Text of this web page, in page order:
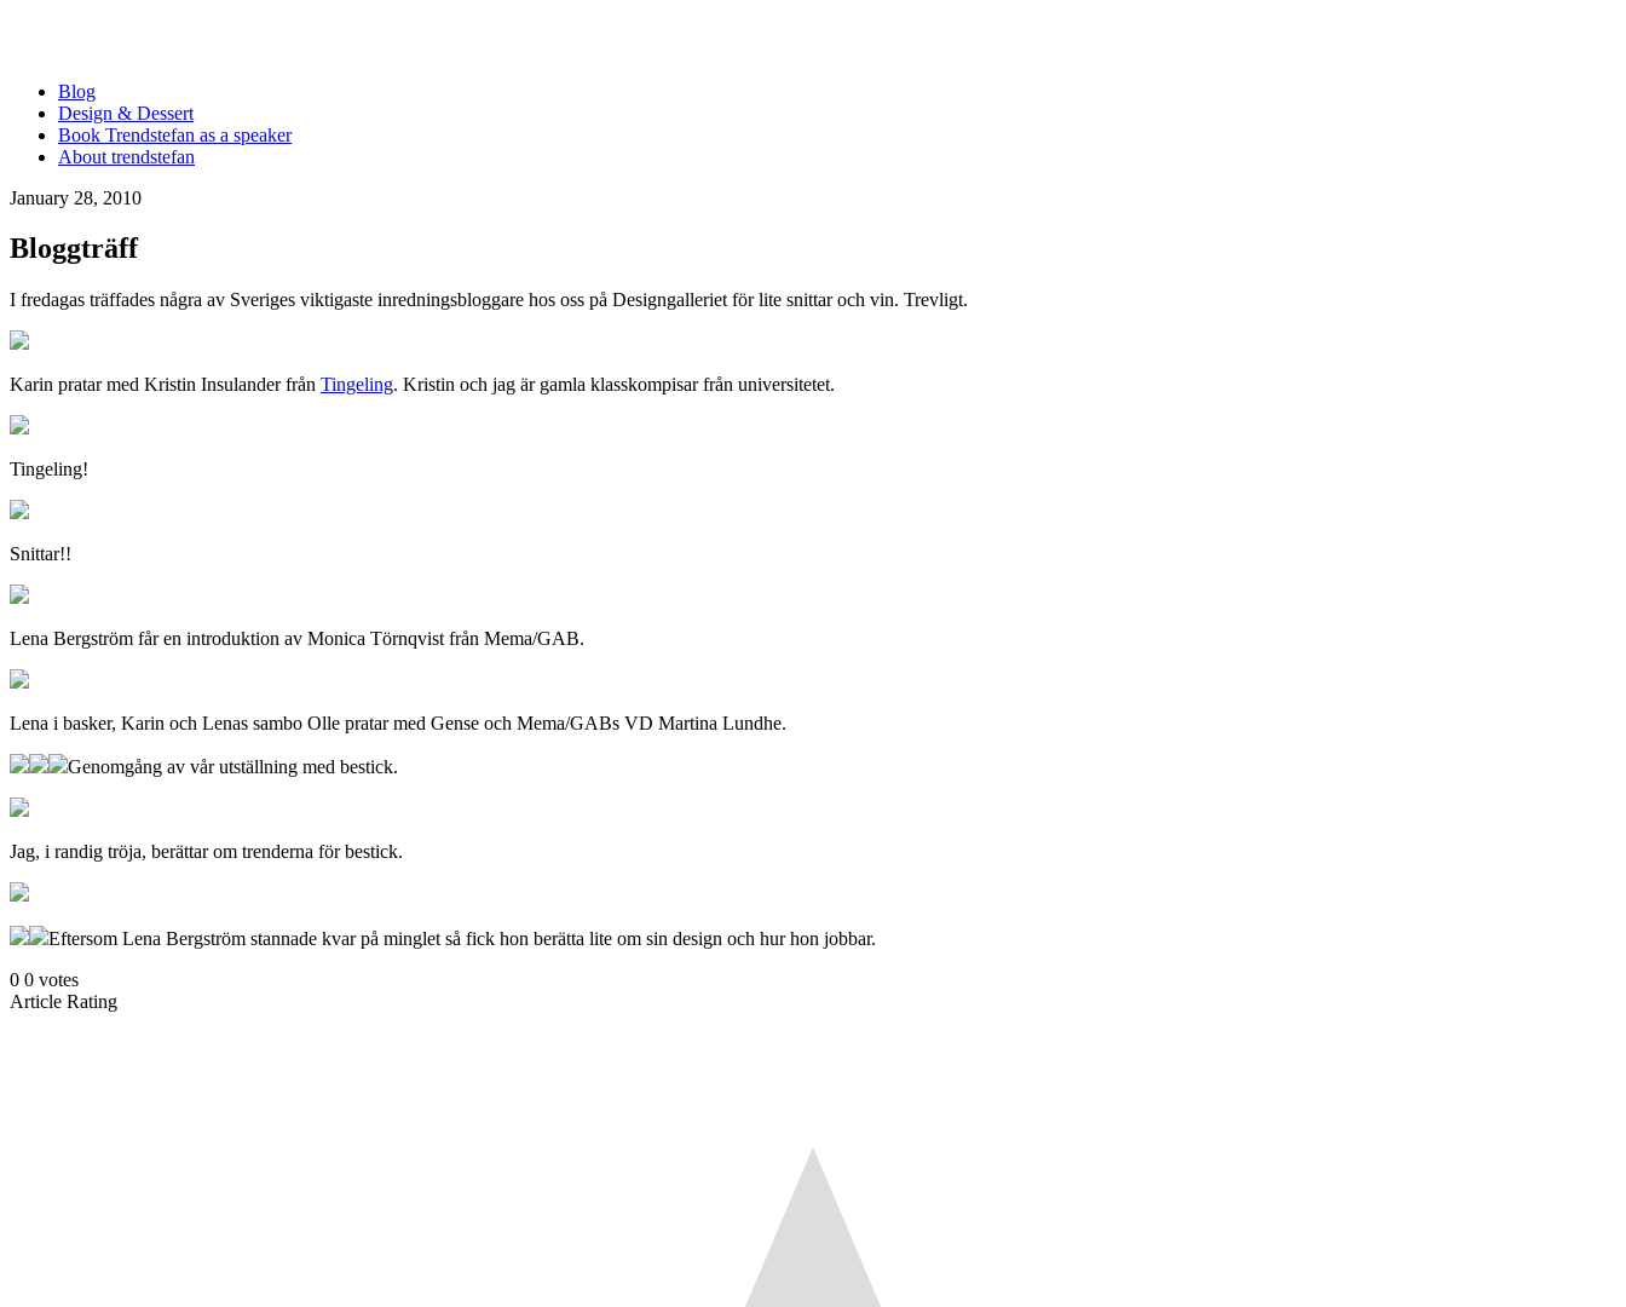
Blog
Design & Dessert
Book Trendstefan as a speaker
About trendstefan
January 28, 2010
Bloggträff
I fredagas träffades några av Sveriges viktigaste inredningsbloggare hos oss på Designgalleriet för lite snittar och vin. Trevligt.
Karin pratar med Kristin Insulander från Tingeling. Kristin och jag är gamla klasskompisar från universitetet.
Tingeling!
Snittar!!
Lena Bergström får en introduktion av Monica Törnqvist från Mema/GAB.
Lena i basker, Karin och Lenas sambo Olle pratar med Gense och Mema/GABs VD Martina Lundhe.
Genomgång av vår utställning med bestick.
Jag, i randig tröja, berättar om trenderna för bestick.
Eftersom Lena Bergström stannade kvar på minglet så fick hon berätta lite om sin design och hur hon jobbar.
0 0 votes
Article Rating